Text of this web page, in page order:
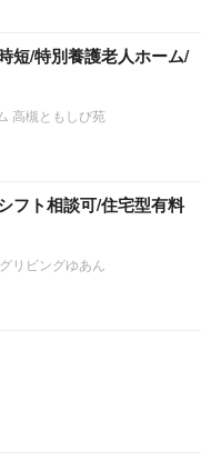
短/特別養護老人ホーム/
高槻ともしび苑
フト相談可/住宅型有料
リビングゆあん